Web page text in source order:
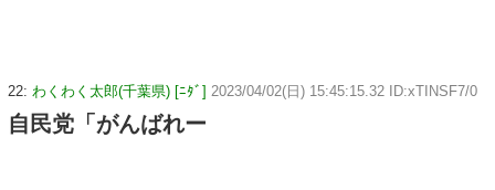
22: わくわく太郎(千葉県) [ﾆﾀﾞ] 2023/04/02(日) 15:45:15.32 ID:xTINSF7/0
自民党「がんばれー